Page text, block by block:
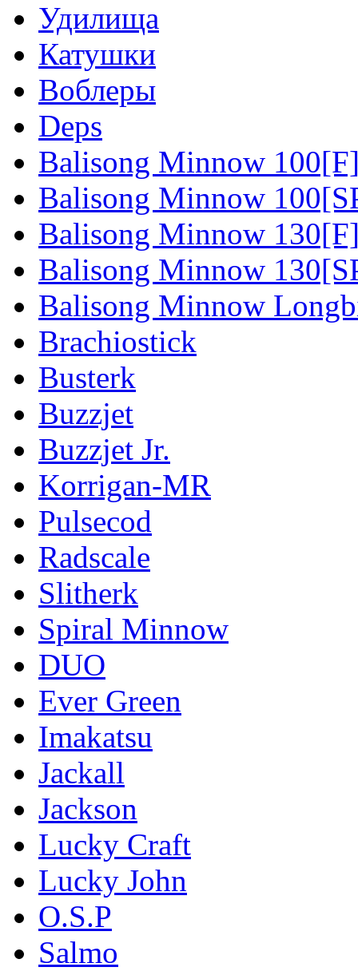
Удилища
Катушки
Воблеры
Deps
Balisong Minnow
Balisong Minnow
Balisong Minnow
Balisong Minnow
Balisong Minnow
Brachiostick
Busterk
Buzzjet
Buzzjet Jr.
Korrigan-MR
Pulsecod
Radscale
Slitherk
Spiral Minnow
DUO
Ever Green
Imakatsu
Jackall
Jackson
Lucky Craft
Lucky John
O.S.P
Salmo